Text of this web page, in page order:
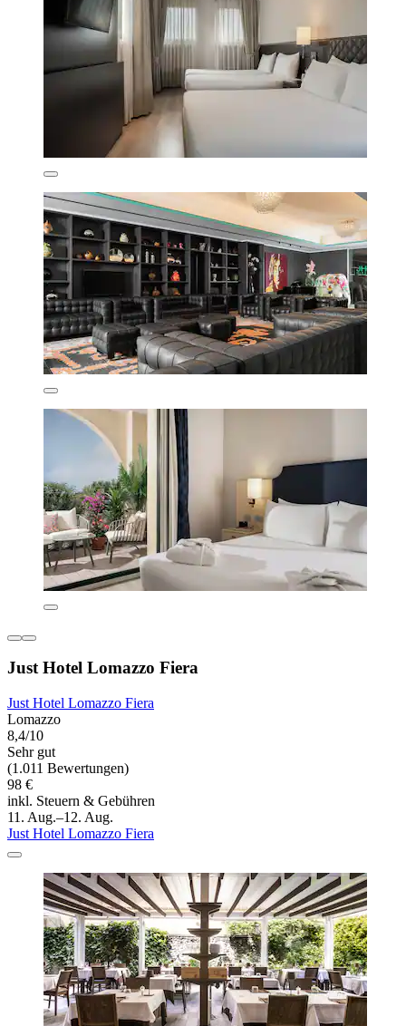
Just Hotel Lomazzo Fiera
Just Hotel Lomazzo Fiera
Lomazzo
8,4/10
Sehr gut
(1.011 Bewertungen)
98 €
inkl. Steuern & Gebühren
11. Aug.–12. Aug.
Just Hotel Lomazzo Fiera